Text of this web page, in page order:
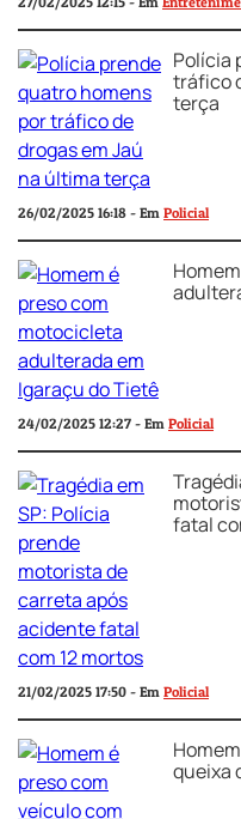
Polícia
tráfico
terça
26/02/2025 16:18 - Em Policial
24/02/2025 12:27 - Em Policial
fatal
21/02/2025 17:50 - Em Policial
queixa